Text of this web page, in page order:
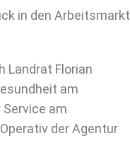
in den Arbeitsmarkt
Landrat Florian
am
am
der Agentur